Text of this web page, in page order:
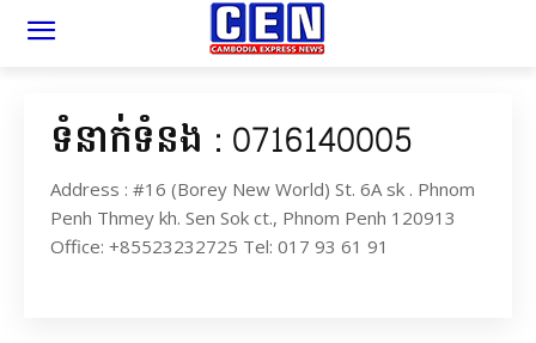
ទំនាក់ទំនង : 0716140005
Address : #16 (Borey New World) St. 6A sk . Phnom
Penh Thmey kh. Sen Sok ct., Phnom Penh 120913
Office: +85523232725 Tel: 017 93 61 91